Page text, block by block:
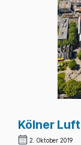
Kölner
2. Oktober 2019